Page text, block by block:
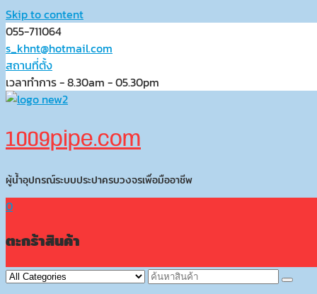
Skip to content
055-711064
s_khnt@hotmail.com
สถานที่ตั้ง
เวลาทำการ - 8.30am - 05.30pm
1009pipe.com
ผู้น้ำอุปกรณ์ระบบประปาครบวงจรเพื่อมืออาชีพ
0
ตะกร้าสินค้า